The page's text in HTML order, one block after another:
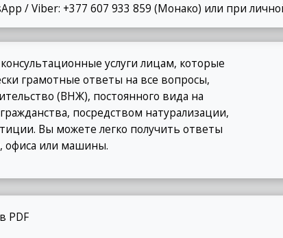
/ Viber: +377 607 933 859 (Монако) или при
услуги лицам, которые
грамотные ответы на все вопросы,
(ВНЖ), постоянного вида на
посредством натурализации,
Вы можете легко получить ответы
офиса или машины.
PDF